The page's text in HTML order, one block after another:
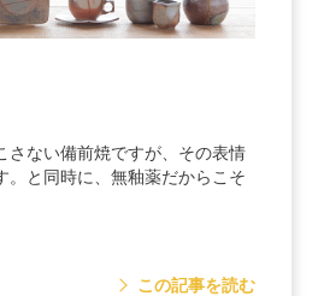
さない備前焼ですが、その表情
。と同時に、無釉薬だからこそ
この記事を読む